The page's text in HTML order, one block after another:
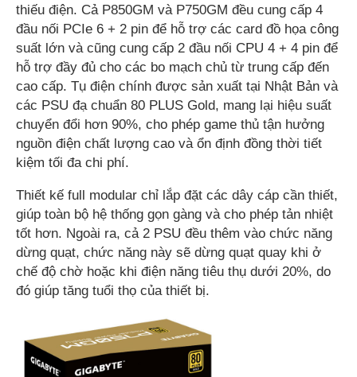
thiếu điện. Cả P850GM và P750GM đều cung cấp 4
đầu nối PCIe 6 + 2 pin để hỗ trợ các card đồ họa công
suất lớn và cũng cung cấp 2 đầu nối CPU 4 + 4 pin để
hỗ trợ đầy đủ cho các bo mạch chủ từ trung cấp đến
cao cấp. Tụ điện chính được sản xuất tại Nhật Bản và
các PSU đạ chuẩn 80 PLUS Gold, mang lại hiệu suất
chuyển đổi hơn 90%, cho phép game thủ tận hưởng
nguồn điện chất lượng cao và ổn định đồng thời tiết
kiệm tối đa chi phí.
Thiết kế full modular chỉ lắp đặt các dây cáp cần thiết,
giúp toàn bộ hệ thống gọn gàng và cho phép tản nhiệt
tốt hơn. Ngoài ra, cả 2 PSU đều thêm vào chức năng
dừng quạt, chức năng này sẽ dừng quạt quay khi ở
chế độ chờ hoặc khi điện năng tiêu thụ dưới 20%, do
đó giúp tăng tuổi thọ của thiết bị.